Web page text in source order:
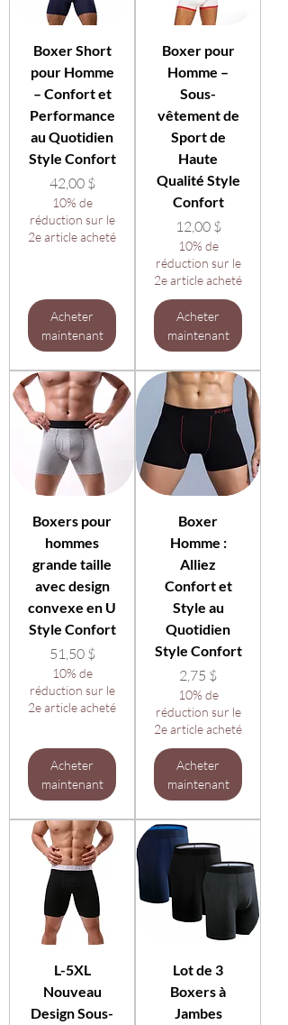
Boxer Short
pour Homme
– Confort et
Performance
au Quotidien
Style Confort
Prix
42,00 $
10% de
réduction sur le
2e article acheté
Acheter
maintenant
Boxer pour
Homme –
Sous-
vêtement de
Sport de
Haute
Qualité Style
Confort
Prix
12,00 $
10% de
réduction sur le
2e article acheté
Acheter
maintenant
Boxers pour
hommes
grande taille
avec design
convexe en U
Style Confort
Prix
51,50 $
10% de
réduction sur le
2e article acheté
Acheter
maintenant
Boxer
Homme :
Alliez
Confort et
Style au
Quotidien
Style Confort
Prix
2,75 $
10% de
réduction sur le
2e article acheté
Acheter
maintenant
L-5XL
Nouveau
Design Sous-
Lot de 3
Boxers à
Jambes